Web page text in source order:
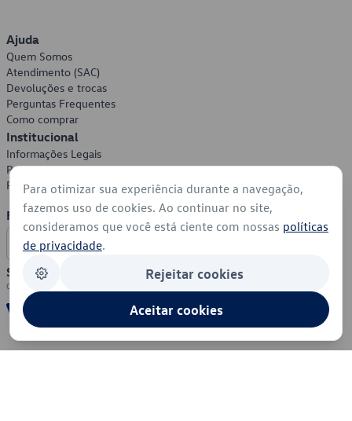
Ajuda
Quem Somos
Atendimento (SAC)
Devoluções e trocas
Perguntas Frequentes
Como comprar
Institucional
Informações Legais
Política de Privacidade
Política de Cookies
Formas de Pagamento
Segurança
Para otimizar sua experiência durante a navegação,
fazemos uso de cookies. Ao continuar no site,
consideramos que você está ciente com nossas políticas
de privacidade.
Rejeitar cookies
Aceitar cookies